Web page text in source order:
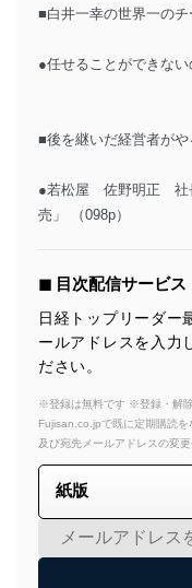
■白井一幸の世界一の
●任せることができない
■後を継いだ経営者が
●若松屋 佐野明正 社
売」 （098p）
◼︎ 目次配信サービス
日経トップリーダー
ールアドレスを入力
ださい。
※登録は無料です ※登録・解
Fujisan.co.jpで既に定期購読
及び宛先メールアドレスの変更